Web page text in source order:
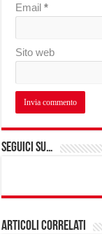
Email*
Sito web
Seguici su…
Articoli correlati